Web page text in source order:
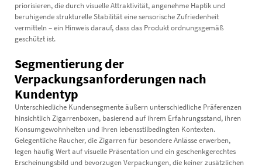
priorisieren, die durch visuelle Attraktivität, angenehme Haptik und
beruhigende strukturelle Stabilität eine sensorische Zufriedenheit
vermitteln – ein Hinweis darauf, dass das Produkt ordnungsgemäß
geschützt ist.
Segmentierung der
Verpackungsanforderungen nach
Kundentyp
Unterschiedliche Kundensegmente äußern unterschiedliche Präferenzen
hinsichtlich Zigarrenboxen, basierend auf ihrem Erfahrungsstand, ihren
Konsumgewohnheiten und ihren lebensstilbedingten Kontexten.
Gelegentliche Raucher, die Zigarren für besondere Anlässe erwerben,
legen häufig Wert auf visuelle Präsentation und ein geschenkgerechtes
Erscheinungsbild und bevorzugen Verpackungen, die keiner zusätzlichen